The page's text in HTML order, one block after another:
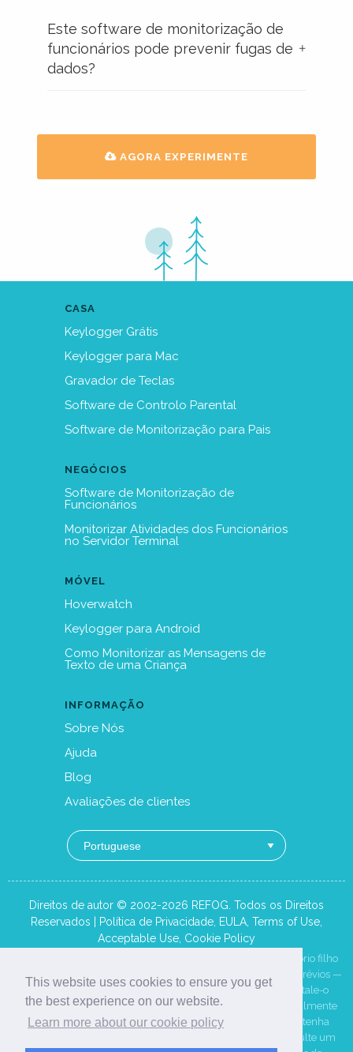
This website uses cookies to ensure you get
the best experience on our website.
Learn more about our cookie policy
Este software de monitorização de
funcionários pode prevenir fugas de
dados?
AGORA EXPERIMENTE
CASA
Keylogger Grátis
Keylogger para Mac
Gravador de Teclas
Software de Controlo Parental
Software de Monitorização para Pais
NEGÓCIOS
Software de Monitorização de
Funcionários
Monitorizar Atividades dos Funcionários
no Servidor Terminal
MÓVEL
Hoverwatch
Keylogger para Android
Como Monitorizar as Mensagens de
Texto de uma Criança
INFORMAÇÃO
Sobre Nós
Ajuda
Blog
Avaliações de clientes
Direitos de autor © 2002-2026 REFOG. Todos os Direitos
Reservados |
Política de Privacidade EULA Terms of Use
Acceptable Use Cookie Policy
O REFOG destina-se exclusivamente a monitorizar o seu próprio filho
menor de idade ou — mediante divulgação e consentimento prévios —
um funcionário num dispositivo pertencente à empresa. Instale-o
apenas em dispositivos que lhe pertençam ou que esteja legalmente
autorizado a gerir, nunca no dispositivo de outro adulto, e obtenha
qualquer consentimento legalmente exigido. Por favor, consulte um